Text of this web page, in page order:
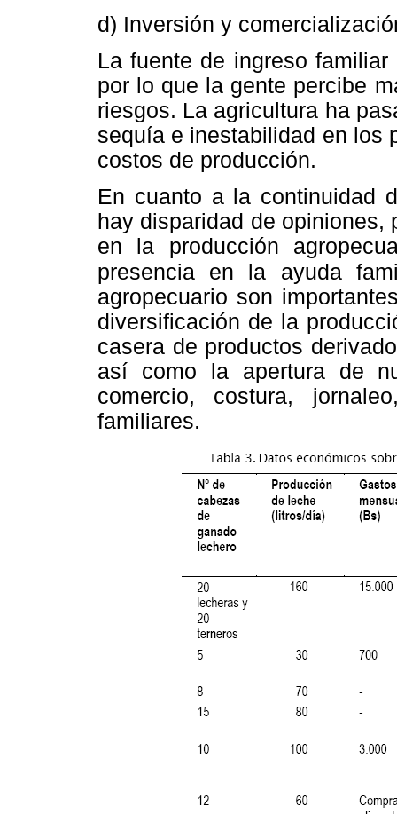
d) Inversión y
La fuente de ingreso
por lo que la gente percibe
riesgos. La agricultura ha
sequía e inestabilidad en los
costos de producción.
En cuanto a la continuidad
hay disparidad de opiniones,
en la producción
presencia en la ayuda
agropecuario son
diversificación de la
casera de productos
así como la apertura de
comercio, costura,
familiares.